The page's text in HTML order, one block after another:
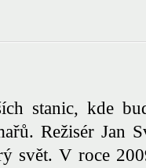
stanic, kde
Režisér Jan
svět. V roce